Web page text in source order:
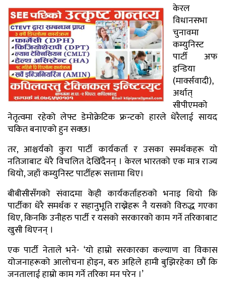
केरल
विधानसभा
चुनावमा
कम्युनिस्ट
पार्टी अफ
इन्डिया
(मार्क्सवादी),
अर्थात्
सीपीएमको
नेतृत्वमा रहेको लेफ्ट डेमोक्रेटिक फ्रन्टको हारले धेरैलाई सायद
चकित बनाएको हुन सक्छ।
तर, आश्चर्यको कुरा पार्टी कार्यकर्ता र उसका समर्थकहरू यो
नतिजाबाट धेरै विचलित देखिँदैनन् । केरल भारतको एक मात्र राज्य
थियो, जहाँ कम्युनिस्ट पार्टीहरू सत्तामा थिए।
बीबीसीसँगको संवादमा केही कार्यकर्ताहरुको भनाइ थियो कि
पार्टीका धेरै समर्थक र सहानुभूति राख्नेहरू नै यसको विरुद्ध गएका
थिए, किनकि उनीहरु पार्टी र यसको सरकारको काम गर्ने तरिकाबाट
खुसी थिएनन् ।
एक पार्टी नेताले भने- ‘यो हाम्रो सरकारका कल्याण वा विकास
योजनाहरूको आलोचना होइन, बरु अहिले हामी बुझिरहेका छौं कि
जनतालाई हाम्रो काम गर्ने तरिका मन परेन ।’